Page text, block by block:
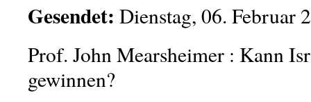
Gesendet: Dienstag, 06. Februar
Prof. John Mearsheimer : Kann
gewinnen?